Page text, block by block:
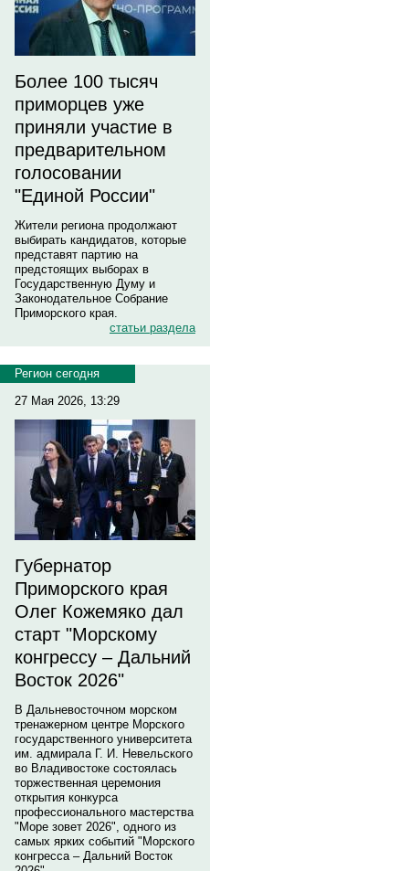
Более 100 тысяч
приморцев уже
приняли участие в
предварительном
голосовании
"Единой России"
Жители региона продолжают
выбирать кандидатов, которые
представят партию на
предстоящих выборах в
Государственную Думу и
Законодательное Собрание
Приморского края.
статьи раздела
Регион сегодня
27 Мая 2026, 13:29
Губернатор
Приморского края
Олег Кожемяко дал
старт "Морскому
конгрессу – Дальний
Восток 2026"
В Дальневосточном морском
тренажерном центре Морского
государственного университета
им. адмирала Г. И. Невельского
во Владивостоке состоялась
торжественная церемония
открытия конкурса
профессионального мастерства
"Море зовет 2026", одного из
самых ярких событий "Морского
конгресса – Дальний Восток